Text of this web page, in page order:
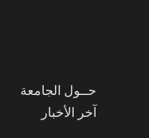
حــول الجامعة
آخر الأخبار